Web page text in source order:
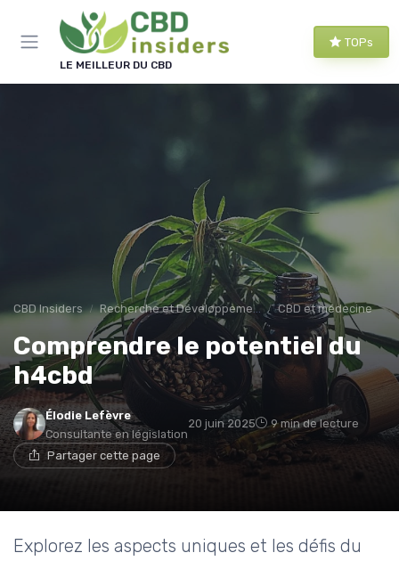
LE MEILLEUR DU CBD
TOPs
CBD Insiders Recherche et Développement en CBD CBD et médecine
Comprendre le potentiel du
h4cbd
Élodie Lefèvre
Consultante en législation
20 juin 2025 9 min de lecture
Partager cette page
Explorez les aspects uniques et les défis du
Panneau de gestion des cookies